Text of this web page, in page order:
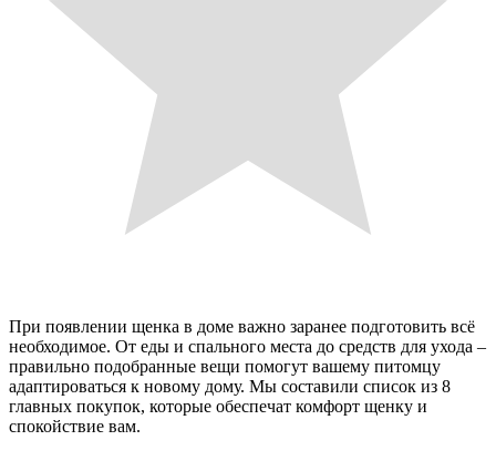
При появлении щенка в доме важно заранее подготовить всё
необходимое. От еды и спального места до средств для ухода –
правильно подобранные вещи помогут вашему питомцу
адаптироваться к новому дому. Мы составили список из 8
главных покупок, которые обеспечат комфорт щенку и
спокойствие вам.